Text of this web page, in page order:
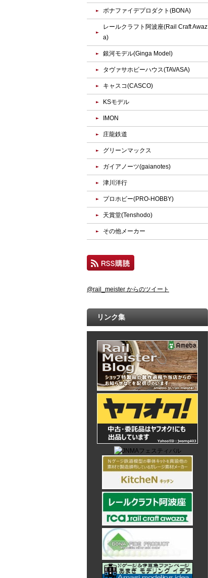
ボナファイデプロダクト(BONA)
レールクラフト阿波座(Rail Craft Awaz
a)
銀河モデル(Ginga Model)
タヴァサホビーハウス(TAVASA)
キャスコ(CASCO)
KSモデル
IMON
庄龍鉄道
グリーンマックス
ガイアノーツ(gaianotes)
津川洋行
プロホビー(PRO-HOBBY)
天賞堂(Tenshodo)
その他メーカー
@rail_meister からのツイート
リンク集